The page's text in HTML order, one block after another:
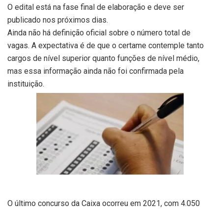
O edital está na fase final de elaboração e deve ser
publicado nos próximos dias.
Ainda não há definição oficial sobre o número total de
vagas. A expectativa é de que o certame contemple tanto
cargos de nível superior quanto funções de nível médio,
mas essa informação ainda não foi confirmada pela
instituição.
O último concurso da Caixa ocorreu em 2021, com 4.050